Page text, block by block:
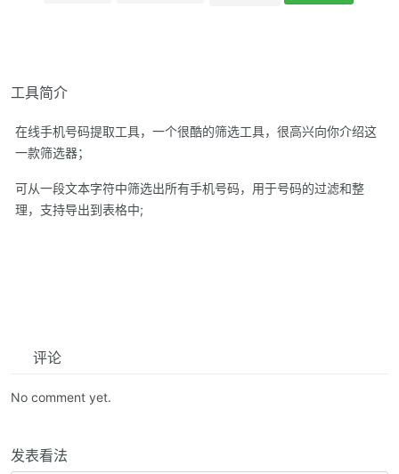
工具简介
在线手机号码提取工具，一个很酷的筛选工具，很高兴向你介绍这
一款筛选器；
可从一段文本字符中筛选出所有手机号码，用于号码的过滤和整
理，支持导出到表格中;
评论
No comment yet.
发表看法